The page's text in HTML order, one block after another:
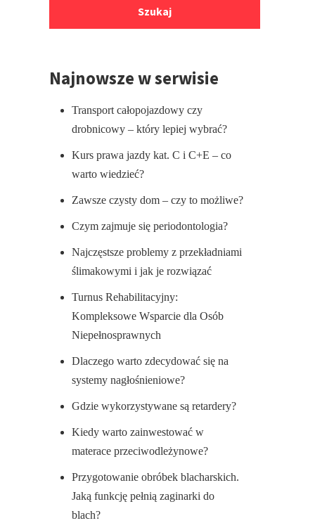
Najnowsze w serwisie
Transport całopojazdowy czy
drobnicowy – który lepiej wybrać?
Kurs prawa jazdy kat. C i C+E – co
warto wiedzieć?
Zawsze czysty dom – czy to możliwe?
Czym zajmuje się periodontologia?
Najczęstsze problemy z przekładniami
ślimakowymi i jak je rozwiązać
Turnus Rehabilitacyjny:
Kompleksowe Wsparcie dla Osób
Niepełnosprawnych
Dlaczego warto zdecydować się na
systemy nagłośnieniowe?
Gdzie wykorzystywane są retardery?
Kiedy warto zainwestować w
materace przeciwodleżynowe?
Przygotowanie obróbek blacharskich.
Jaką funkcję pełnią zaginarki do
blach?